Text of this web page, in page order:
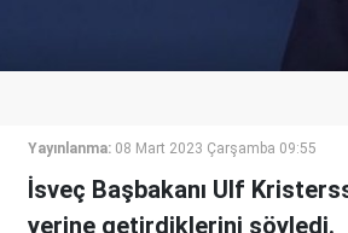
Yayınlanma: 08 Mart 2023 Çarşamba 09:55
İsveç Başbakanı Ulf
yerine getirdiklerini söyledi.